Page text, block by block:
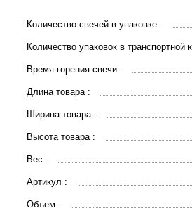
Количество свечей в упаковке :
Количество упаковок в транспортной
Время горения свечи :
Длина товара :
Ширина товара :
Высота товара :
Вес :
Артикул :
Объем :